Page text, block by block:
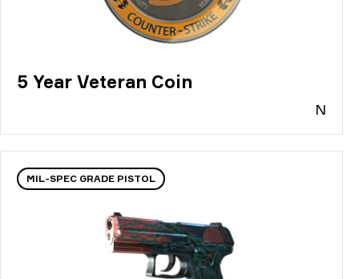
5 Year Veteran Coin
N
MIL-SPEC GRADE PISTOL